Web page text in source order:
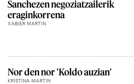
Sanchezen negoziatzailerik
eraginkorrena
XABIER MARTIN
Nor den nor 'Koldo auzian'
KRISTINA MARTIN